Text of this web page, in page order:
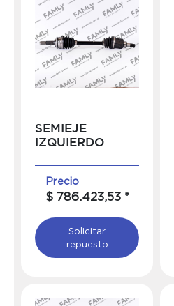
SEMIEJE
IZQUIERDO
Precio
$ 786.423,53 *
Solicitar
repuesto